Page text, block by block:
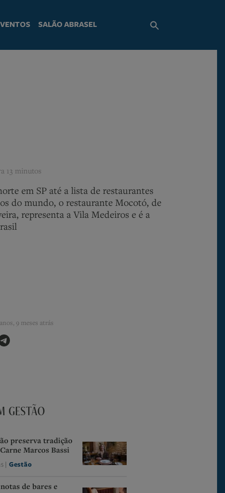
SALÃO ABRASEL
13 minutos
em SP até a lista de restaurantes
do mundo, o restaurante Mocotó, de
representa a Vila Medeiros e é a
9 meses atrás
GESTÃO
preserva tradição
Marcos Bassi
| Gestão
de bares e